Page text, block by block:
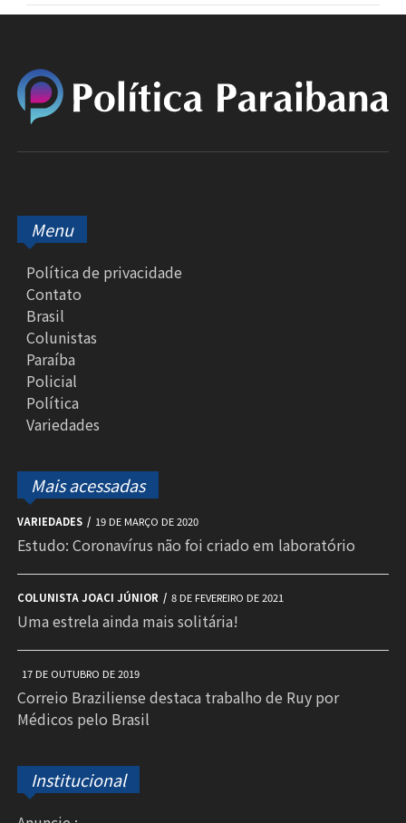
Menu
Política de privacidade
Contato
Brasil
Colunistas
Paraíba
Policial
Política
Variedades
Mais acessadas
VARIEDADES 19 DE MARÇO DE 2020
Estudo: Coronavírus não foi criado em laboratório
COLUNISTA JOACI JÚNIOR 8 DE FEVEREIRO DE 2021
Uma estrela ainda mais solitária!
17 DE OUTUBRO DE 2019
Correio Braziliense destaca trabalho de Ruy por
Médicos pelo Brasil
Institucional